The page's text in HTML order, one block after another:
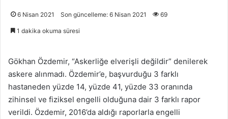
6 Nisan 2021 Son güncelleme: 6 Nisan 2021 69
1 dakika okuma süresi
Gökhan Özdemir, “Askerliğe elverişli değildir” denilerek
askere alınmadı. Özdemir’e, başvurduğu 3 farklı
hastaneden yüzde 14, yüzde 41, yüzde 33 oranında
zihinsel ve fiziksel engelli olduğuna dair 3 farklı rapor
verildi. Özdemir, 2016’da aldığı raporlarla engelli